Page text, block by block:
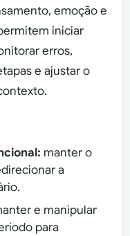
emoção e
iniciar
erros,
e ajustar o
manter o
a
e manipular
para